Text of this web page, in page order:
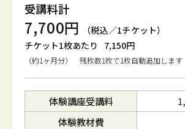
受講料計
7,700円
（税込／1チケット）
チケット1枚あたり
7,150円
（約1ヶ月分） 残枚数1枚で1枚自動追加します
体験講座受講料
体験教材費